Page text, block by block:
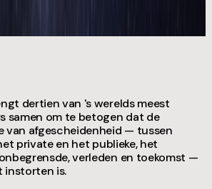
dertien van 's werelds meest
samen om te betogen dat de
van afgescheidenheid — tussen
private en het publieke, het
verleden en toekomst —
instorten is.